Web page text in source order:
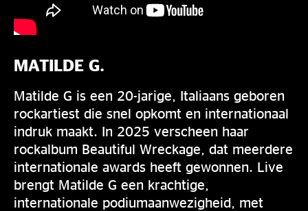
MATILDE G.
Matilde G is een 20-jarige, Italiaans geboren
rockartiest die snel opkomt en internationaal
indruk maakt. In 2025 verscheen haar
rockalbum Beautiful Wreckage, dat meerdere
internationale awards heeft gewonnen. Live
brengt Matilde G een krachtige,
internationale podiumaanwezigheid, met